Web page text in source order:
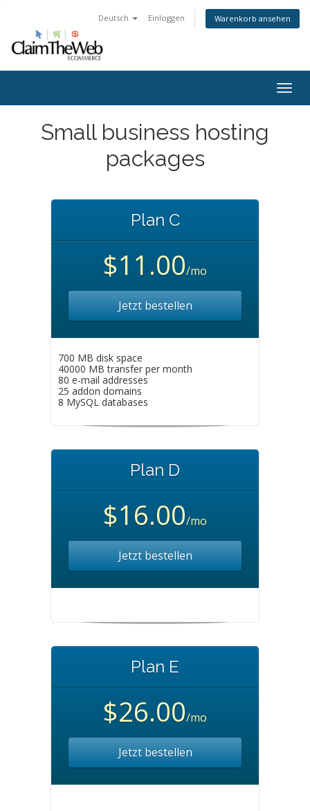
Deutsch Einloggen Warenkorb ansehen
Small business hosting
packages
Plan C
$11.00/mo
Jetzt bestellen
700 MB disk space
40000 MB transfer per month
80 e-mail addresses
25 addon domains
8 MySQL databases
Plan D
$16.00/mo
Jetzt bestellen
Plan E
$26.00/mo
Jetzt bestellen